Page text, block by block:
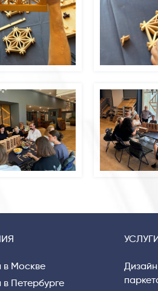
в Москве
в Петербурге
УСЛУГИ